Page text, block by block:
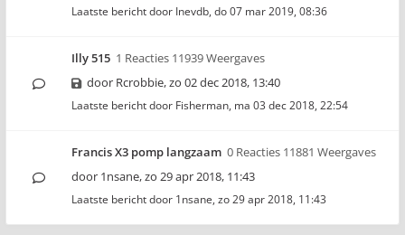
Laatste bericht door Inevdb, do 07 mar 2019, 08:36
Illy 515 1 Reacties 11939 Weergaves
door Rcrobbie,zo 02 dec 2018, 13:40
Laatste bericht door Fisherman, ma 03 dec 2018, 22:54
Francis X3 pomp langzaam 0 Reacties 11881 Weergaves
door 1nsane,zo 29 apr 2018, 11:43
Laatste bericht door 1nsane, zo 29 apr 2018, 11:43